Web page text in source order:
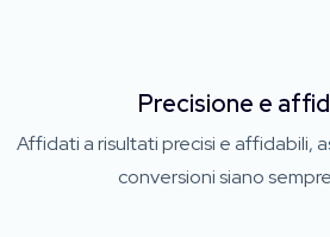
Precisione e
Affidati a risultati precisi e affidabili,
conversioni siano